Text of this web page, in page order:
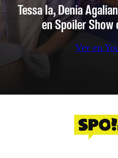
Tessa Ia, Denia
en Spoiler Show
Ver en